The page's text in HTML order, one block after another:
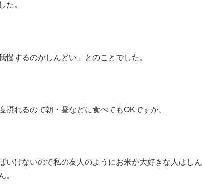
た。
慢するのがしんどい」 とのことでした。
摂れるので朝・昼などに食べてもOKですが、
いけないので私の友人のようにお米が大好きな人はしん
。